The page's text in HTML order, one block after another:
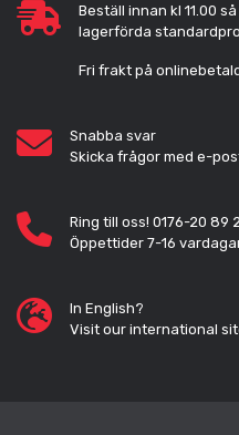
Beställ innan kl 11.00
lagerförda
Fri frakt på
Snabba svar
Skicka frågor med e-
Ring till oss! 0176-20 89
Öppettider 7-16
In English?
Visit our international